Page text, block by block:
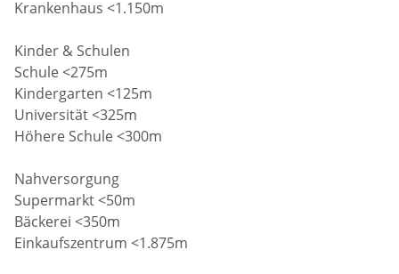
Krankenhaus <1.150m
Kinder & Schulen
Schule <275m
Kindergarten <125m
Universität <325m
Höhere Schule <300m
Nahversorgung
Supermarkt <50m
Bäckerei <350m
Einkaufszentrum <1.875m